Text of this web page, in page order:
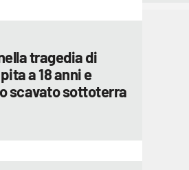
tragedia di
a 18 anni e
scavato sottoterra